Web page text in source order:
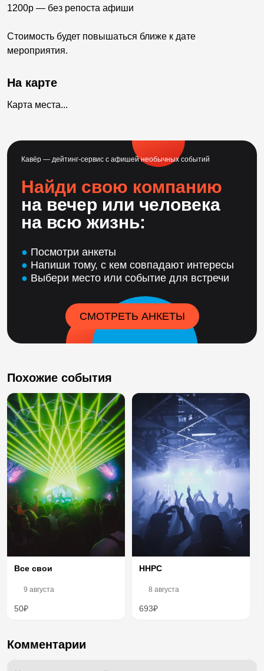
1200р — без репоста афиши
Стоимость будет повышаться ближе к дате
мероприятия.
На карте
Карта места...
Кавёр — дейтинг-сервис с афишей необычных событий
Найди свою компанию
на вечер или человека
на всю жизнь:
● Посмотри анкеты
● Напиши тому, с кем совпадают интересы
● Выбери место или событие для встречи
СМОТРЕТЬ АНКЕТЫ
Похожие события
Все свои
9 августа
50₽
ННРС
8 августа
693₽
Комментарии